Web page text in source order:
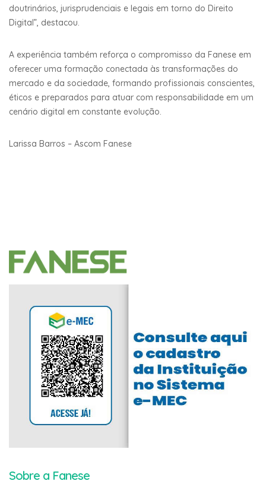
doutrinários, jurisprudenciais e legais em torno do Direito
Digital”, destacou.
A experiência também reforça o compromisso da Fanese em
oferecer uma formação conectada às transformações do
mercado e da sociedade, formando profissionais conscientes,
éticos e preparados para atuar com responsabilidade em um
cenário digital em constante evolução.
Larissa Barros – Ascom Fanese
Sobre a Fanese